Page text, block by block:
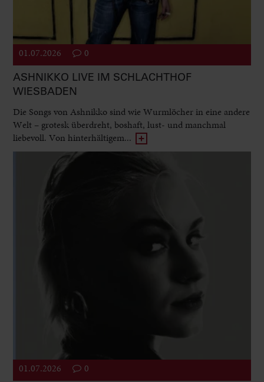
01.07.2026 0
ASHNIKKO LIVE IM SCHLACHTHOF
WIESBADEN
Die Songs von Ashnikko sind wie Wurmlöcher in eine andere
Welt – grotesk überdreht, boshaft, lust- und manchmal
liebevoll. Von hinterhältigem...
01.07.2026 0